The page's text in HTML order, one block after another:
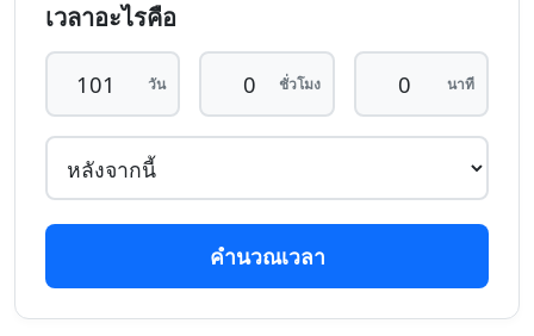
100 วัน
ที่แล้ว
หลังจากนี้
ที่แล้ว
27/4/26
หลังจากนี้
15/11/26
102 วัน
26/4/26 16/11/26
ที่แล้ว
103 วัน
หลังจากนี้
เวลาอะไรคือ
วัน ชั่วโมง นาที
คำนวณเวลา